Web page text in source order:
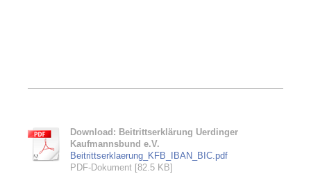
Download: Beitrittserklärung Uerdinger
Kaufmannsbund e.V.
Beitrittserklaerung_KFB_IBAN_BIC.pdf
PDF-Dokument [82.5 KB]